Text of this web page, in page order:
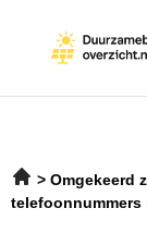
Omgekeerd
telefoonnummers